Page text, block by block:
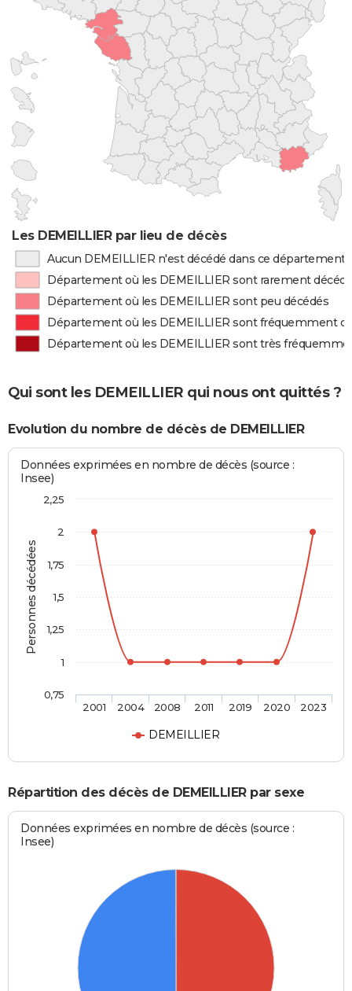
Les DEMEILLIER par lieu de décès
Aucun DEMEILLIER n'est décédé dans ce département
Département où les DEMEILLIER sont rarement
Département où les DEMEILLIER sont peu décédés
Département où les DEMEILLIER sont fréquemment
Département où les DEMEILLIER sont très
Qui sont les DEMEILLIER qui nous ont quittés ?
Evolution du nombre de décès de DEMEILLIER
Personnes décédées
Données exprimées en nombre de décès (source :
Insee)
DEMEILLIER
2001 2004 2008 2011 2019 2020 2023
0,75
1
1,25
1,5
1,75
2
2,25
Répartition des décès de DEMEILLIER par sexe
Données exprimées en nombre de décès (source :
Insee)